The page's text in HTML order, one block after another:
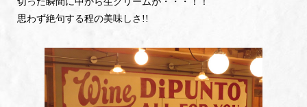
思わず絶句する程の美味しさ!!